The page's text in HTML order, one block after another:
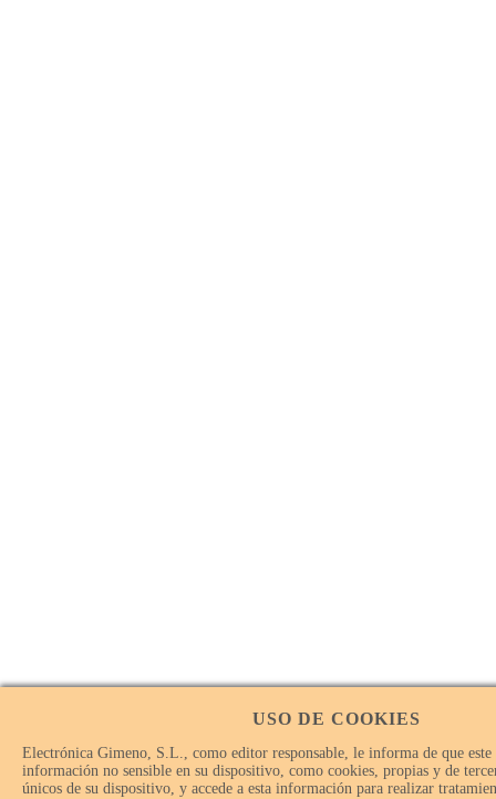
USO DE COOKIES
Electrónica Gimeno, S.L., como editor responsable, le informa de que este
información no sensible en su dispositivo, como cookies, propias y de
únicos de su dispositivo, y accede a esta información para realizar